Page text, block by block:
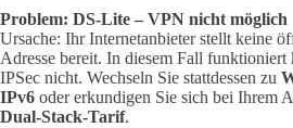
Problem: DS-Lite – VPN nicht möglich
Ursache: Ihr Internetanbieter stellt keine
Adresse bereit. In diesem Fall funktioniert
IPSec nicht. Wechseln Sie stattdessen zu
IPv6 oder erkundigen Sie sich bei Ihrem
Dual-Stack-Tarif.